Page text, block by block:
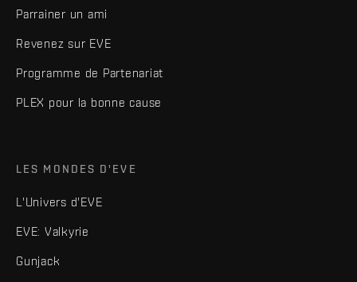
Parrainer un ami
Revenez sur EVE
Programme de Partenariat
PLEX pour la bonne cause
LES MONDES D'EVE
L'Univers d'EVE
EVE: Valkyrie
Gunjack